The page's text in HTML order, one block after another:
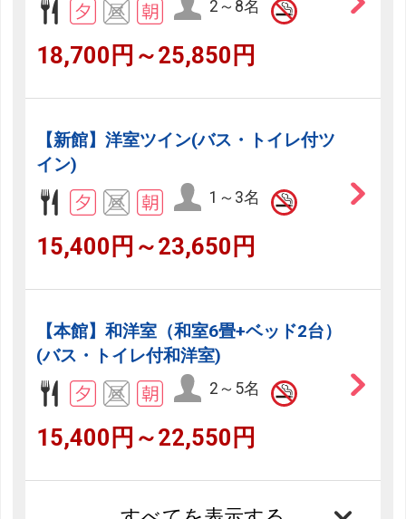
2～8名
18,700円～25,850円
【新館】洋室ツイン(バス・トイレ付ツ
イン)
1～3名
15,400円～23,650円
【本館】和洋室（和室6畳+ベッド2台）
(バス・トイレ付和洋室)
2～5名
15,400円～22,550円